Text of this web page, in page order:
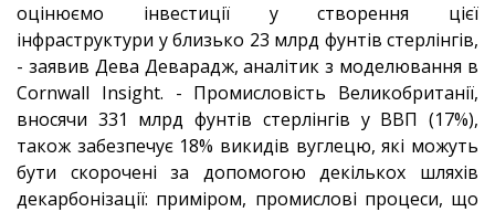
оцінюємо інвестиції у створення цієї
інфраструктури у близько 23 млрд фунтів стерлінгів,
- заявив Дева Деварадж, аналітик з моделювання в
Cornwall Insight. - Промисловість Великобританії,
вносячи 331 млрд фунтів стерлінгів у ВВП (17%),
також забезпечує 18% викидів вуглецю, які можуть
бути скорочені за допомогою декількох шляхів
декарбонізації: приміром, промислові процеси, що